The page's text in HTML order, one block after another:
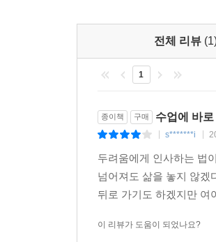
살기 위해 어떤 노력들이 필
고민을 다루는 청소년소설,
책을 읽고 나서 느낀 점이나
‘5장 꿈꾸고 도전하는 것이
가치가 있는 10대의 문화에
필요해’에서는 ‘동물 실험’
『수업에 바로 쓰는 독서토
입장에서 생각해 보기도 하
딱 맞는 책이다. 여기에 토론
실제 독서토론수업 예시까
전체 리뷰
1
종이책 구매 수업에 바
s*******i
두려움에게 인사하는 법
넘어져도 삶을 놓지 않겠
뒤로 가기도 하겠지만 여
이 리뷰가 도움이 되었나요?